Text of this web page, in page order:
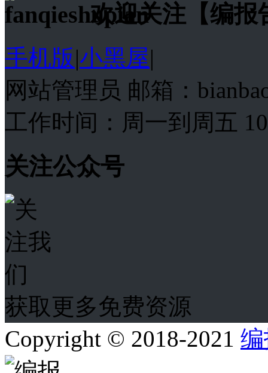
欢迎关注【编报
手机版|小黑屋|
网站管理员 邮箱：
工作时间：周一到周五
关注公众号
获取更多免费资源
Copyright © 2018-2021